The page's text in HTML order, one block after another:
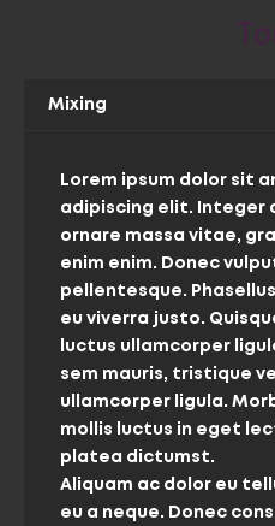
Mixing
Lorem ipsum dolor sit
adipiscing elit. Integer
ornare massa vitae,
enim enim. Donec
pellentesque.
eu viverra justo.
luctus ullamcorper
sem mauris, tristique
ullamcorper ligula.
mollis luctus in eget
platea dictumst.
Aliquam ac dolor eu
eu a neque. Donec